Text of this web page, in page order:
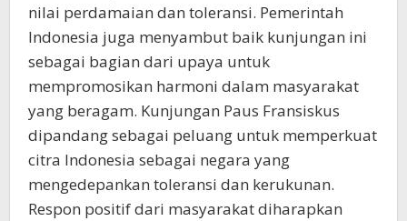
nilai perdamaian dan toleransi. Pemerintah
Indonesia juga menyambut baik kunjungan ini
sebagai bagian dari upaya untuk
mempromosikan harmoni dalam masyarakat
yang beragam. Kunjungan Paus Fransiskus
dipandang sebagai peluang untuk memperkuat
citra Indonesia sebagai negara yang
mengedepankan toleransi dan kerukunan.
Respon positif dari masyarakat diharapkan